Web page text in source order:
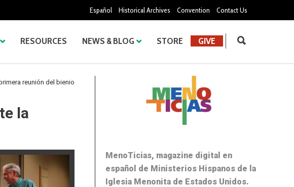
Español Historical Archives Convention Contact Us
RESOURCES NEWS & BLOG STORE GIVE
reunión del bienio
la
MenoTicias, magazine digital en
español de Ministerios Hispanos de la
Iglesia Menonita de Estados Unidos.